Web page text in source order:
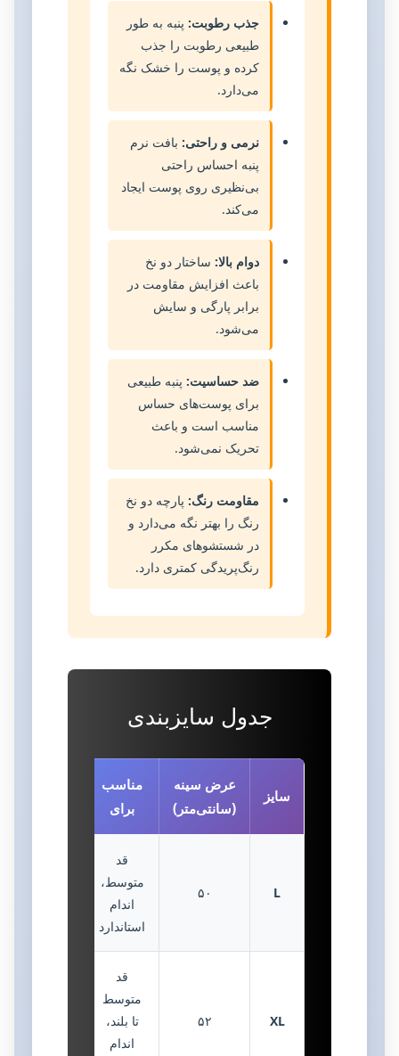
جذب رطوبت: پنبه به طور
طبیعی رطوبت را جذب
کرده و پوست را خشک نگه
می‌دارد.
نرمی و راحتی: بافت نرم
پنبه احساس راحتی
بی‌نظیری روی پوست ایجاد
می‌کند.
دوام بالا: ساختار دو نخ
باعث افزایش مقاومت در
برابر پارگی و سایش
می‌شود.
ضد حساسیت: پنبه طبیعی
برای پوست‌های حساس
مناسب است و باعث
تحریک نمی‌شود.
مقاومت رنگ: پارچه دو نخ
رنگ را بهتر نگه می‌دارد و
در شستشوهای مکرر
رنگ‌پریدگی کمتری دارد.
جدول سایزبندی
سایز
عرض سینه
(سانتی‌متر)
مناسب
برای
L ۵۰
قد
متوسط،
اندام
استاندارد
XL ۵۲
قد
متوسط
تا بلند،
اندام